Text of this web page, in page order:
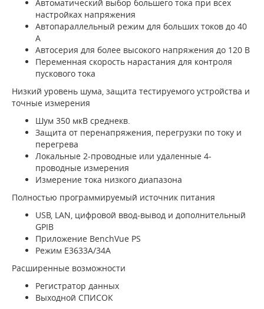
Автоматический выбор большего тока при всех
настройках напряжения
Автопараллельный режим для больших токов до 40
А
Автосерия для более высокого напряжения до 120 В
Переменная скорость нарастания для контроля
пускового тока
Низкий уровень шума, защита тестируемого устройства и
точные измерения
Шум 350 мкВ среднекв.
Защита от перенапряжения, перегрузки по току и
перегрева
Локальные 2-проводные или удаленные 4-
проводные измерения
Измерение тока низкого диапазона
Полностью программируемый источник питания
USB, LAN, цифровой ввод-вывод и дополнительный
GPIB
Приложение BenchVue PS
Режим E3633A/34A
Расширенные возможности
Регистратор данных
Выходной СПИСОК